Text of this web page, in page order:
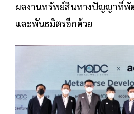
ผลงานทรัพย์สินทางปัญญาที่
และพันธมิตรอีกด้วย